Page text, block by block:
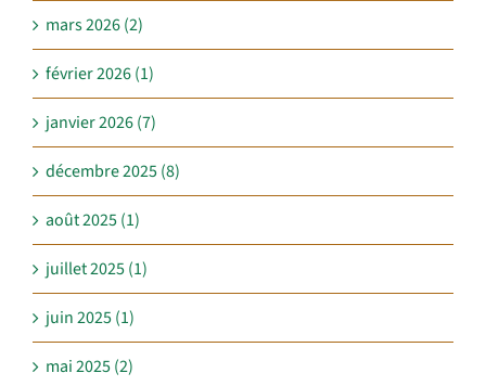
mars 2026 (2)
février 2026 (1)
janvier 2026 (7)
décembre 2025 (8)
août 2025 (1)
juillet 2025 (1)
juin 2025 (1)
mai 2025 (2)